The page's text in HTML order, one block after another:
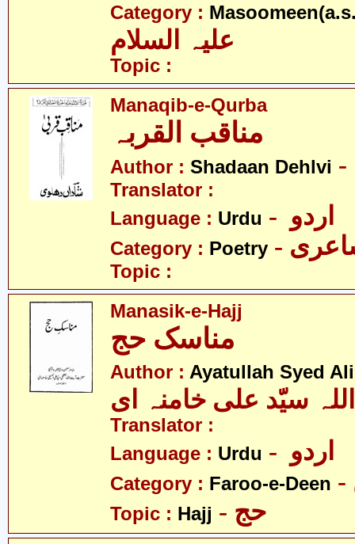
Category :
Topic :
Manaqib-e-Qurba
Author : Shadaan Dehlvi
Translator :
Language : Urdu
Category : Poetry
Topic :
Manasik-e-Hajj
مناسک حج
Author : Ayatullah Syed
سیّد علی خامنہ ای
Translator :
Language : Urdu
Category : Faroo-e-Deen
Topic : Hajj - حج